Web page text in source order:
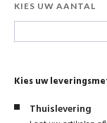
KIES UW AANTAL
Kies uw
Thuislevering